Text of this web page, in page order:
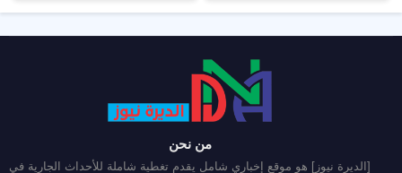
من نحن
[الديرة نيوز] هو موقع إخباري شامل يقدم تغطية شاملة للأحداث الجارية في